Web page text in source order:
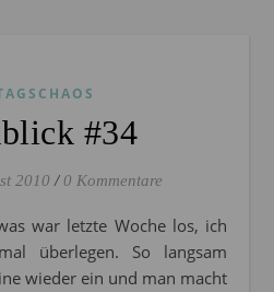
#34
2010 / 0 Kommentare
überlegen. So langsam
wieder ein und man macht